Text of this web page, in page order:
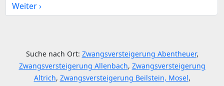
Weiter ›
Suche nach Ort: Zwangsversteigerung Abentheuer,
Zwangsversteigerung Allenbach, Zwangsversteigerung
Altrich, Zwangsversteigerung Beilstein, Mosel,